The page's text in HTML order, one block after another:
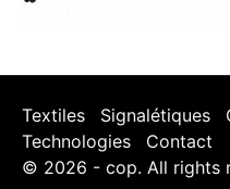
Textiles Signalétiques
Technologies
Contact
© 2026 - cop. All rights